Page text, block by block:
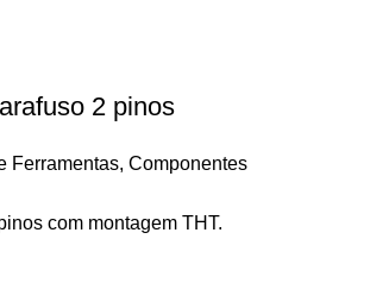
2 pinos
Ferramentas, Componentes
com montagem THT.